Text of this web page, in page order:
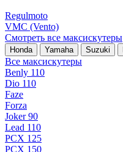
Regulmoto
VMC (Vento)
Смотреть все максискутеры
Honda Yamaha Suzuki
Все максискутеры
Benly 110
Dio 110
Faze
Forza
Joker 90
Lead 110
PCX 125
PCX 150